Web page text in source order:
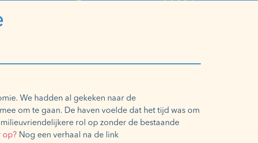
We hadden al gekeken naar de
om te gaan. De haven voelde dat het tijd was om
rol op zonder de bestaande
op? Nog een verhaal na de link